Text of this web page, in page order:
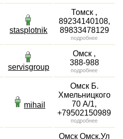
stasplotnik
Томск ,
89234140108,
89833478129
подробнее
servisgroup
Омск ,
388-988
подробнее
mihail
Омск Б.
Хмельницкого
70 А/1,
+79502150989
подробнее
Омск Омск.Ул